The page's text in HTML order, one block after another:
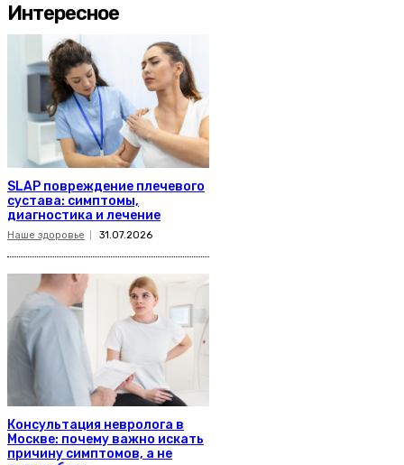
Интересное
SLAP повреждение плечевого
сустава: симптомы,
диагностика и лечение
Наше здоровье 31.07.2026
Консультация невролога в
Москве: почему важно искать
причину симптомов, а не